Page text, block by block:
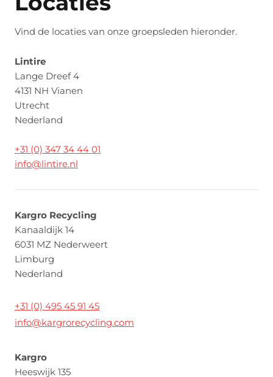
Vind de locaties van onze groepsleden hieronder.
Lintire
Lange Dreef 4
4131 NH Vianen
Utrecht
Nederland
+31 (0) 347 34 44 01
info@lintire.nl
Kargro Recycling
Kanaaldijk 14
6031 MZ Nederweert
Limburg
Nederland
+31 (0) 495 45 91 45
info@kargrorecycling.com
Kargro
Heeswijk 135